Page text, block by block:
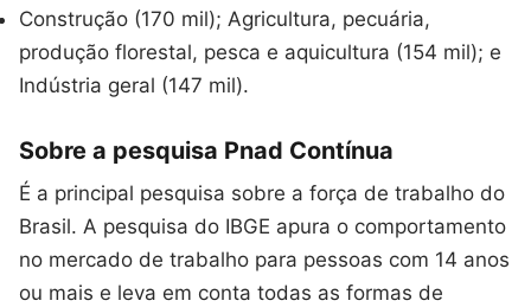
Construção (170 mil); Agricultura, pecuária,
produção florestal, pesca e aquicultura (154 mil); e
Indústria geral (147 mil).
Sobre a pesquisa Pnad Contínua
É a principal pesquisa sobre a força de trabalho do
Brasil. A pesquisa do IBGE apura o comportamento
no mercado de trabalho para pessoas com 14 anos
ou mais e leva em conta todas as formas de